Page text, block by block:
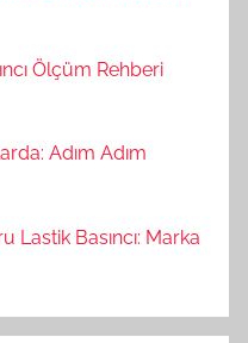
Ölçüm Rehberi
Adım Adım
Lastik Basıncı: Marka